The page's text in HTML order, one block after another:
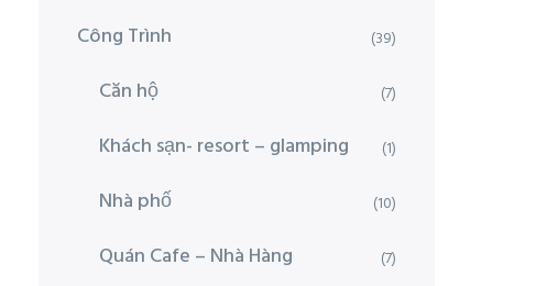
Công Trình (39)
Căn hộ (7)
Khách sạn- resort – glamping (1)
Nhà phố (10)
Quán Cafe – Nhà Hàng (7)